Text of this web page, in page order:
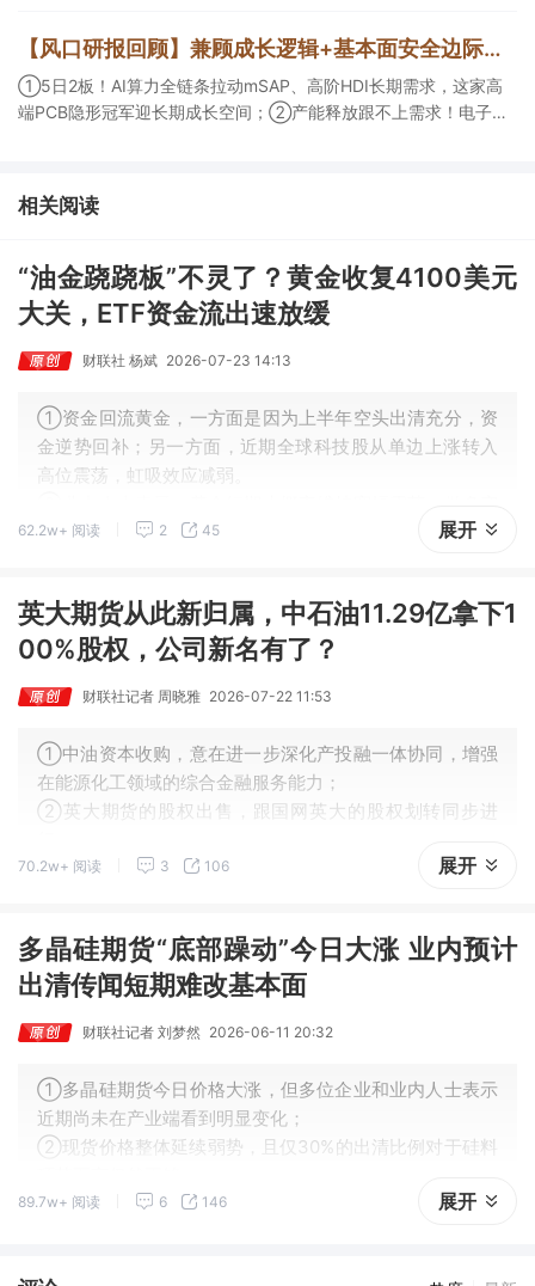
角前瞻产业供需情况，提及2家核心公司双双涨停。
【风口研报回顾】兼顾成长逻辑+基本面安全边际！王牌自营前瞻覆盖“pcb+MLCC+电子布”，梳理AI产业链优质标的“深坑起跳”
①5日2板！AI算力全链条拉动mSAP、高阶HDI长期需求，这家高
端PCB隐形冠军迎长期成长空间；②产能释放跟不上需求！电子布
价预期暂未被市场定价，王牌自营前瞻捕捉“预期差”，3日大涨
26%。
相关阅读
“油金跷跷板”不灵了？黄金收复4100美元
大关，ETF资金流出速放缓
财联社 杨斌 2026-07-23 14:13
①资金回流黄金，一方面是因为上半年空头出清充分，资
金逆势回补；另一方面，近期全球科技股从单边上涨转入
高位震荡，虹吸效应减弱。
口尚未开启，趋势性上涨或需等到9月之后，核心变量在于
62.2w+ 阅读 2 45 展开
英大期货从此新归属，中石油11.29亿拿下1
00%股权，公司新名有了？
财联社记者 周晓雅 2026-07-22 11:53
①中油资本收购，意在进一步深化产投融一体协同，增强
在能源化工领域的综合金融服务能力；
②英大期货的股权出售，跟国网英大的股权划转同步进
③随着新一轮股权变更落地，英大期货或迎来发展新机
70.2w+ 阅读 3 106 展开
多晶硅期货“底部躁动”今日大涨 业内预计
出清传闻短期难改基本面
财联社记者 刘梦然 2026-06-11 20:32
①多晶硅期货今日价格大涨，但多位企业和业内人士表示
近期尚未在产业端看到明显变化；
②现货价格整体延续弱势，且仅30%的出清比例对于硅料
89.7w+ 阅读 6 146 展开